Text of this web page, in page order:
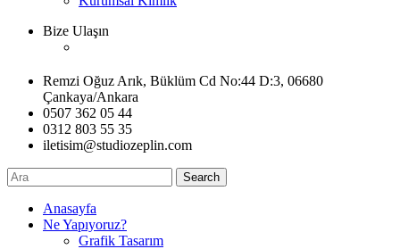
Bize Ulaşın
Remzi Oğuz Arık, Büklüm Cd No:44 D:3, 06680
Çankaya/Ankara
0507 362 05 44
0312 803 55 35
iletisim@studiozeplin.com
Search
Anasayfa
Ne Yapıyoruz?
Grafik Tasarım